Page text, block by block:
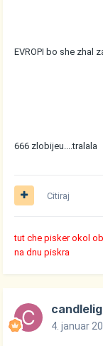
EVROPI bo she zhal
666 zlobijeu....tralala
Citiraj
tut che pisker okol
na dnu piskra
4. januar